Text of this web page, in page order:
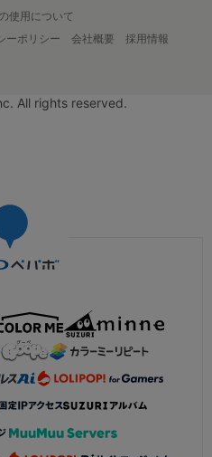
使用について
ーポリシー 会社概要
採用情報
All rights reserved.